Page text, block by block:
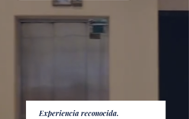
Experiencia reconocida.